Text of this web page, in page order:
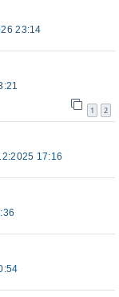
23:14
1 2
17:16